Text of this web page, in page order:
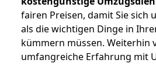
fairen Preisen, damit Sie sich
als die wichtigen Dinge in
kümmern müssen. Weiterhin
umfangreiche Erfahrung mit